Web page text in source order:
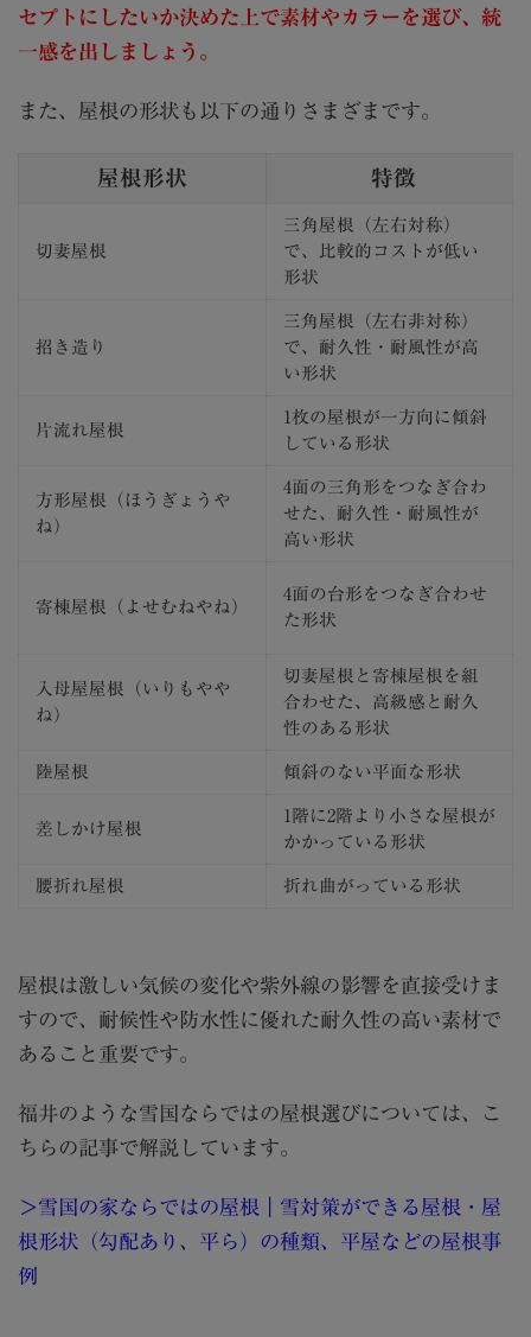
セプトにしたいか決めた上で素材やカラーを選び、統
一感を出しましょう。
また、屋根の形状も以下の通りさまざまです。
屋根形状 特徴
切妻屋根
三角屋根（左右対称）
で、比較的コストが低い
形状
招き造り
三角屋根（左右非対称）
で、耐久性・耐風性が高
い形状
片流れ屋根
1枚の屋根が一方向に傾斜
している形状
方形屋根（ほうぎょうや
ね）
4面の三角形をつなぎ合わ
せた、耐久性・耐風性が
高い形状
寄棟屋根（よせむねやね）
4面の台形をつなぎ合わせ
た形状
入母屋屋根（いりもやや
ね）
切妻屋根と寄棟屋根を組
合わせた、高級感と耐久
性のある形状
陸屋根 傾斜のない平面な形状
差しかけ屋根
1階に2階より小さな屋根が
かかっている形状
腰折れ屋根 折れ曲がっている形状
屋根は激しい気候の変化や紫外線の影響を直接受けま
すので、耐候性や防水性に優れた耐久性の高い素材で
あること重要です。
福井のような雪国ならではの屋根選びについては、こ
ちらの記事で解説しています。
＞雪国の家ならではの屋根｜雪対策ができる屋根・屋
根形状（勾配あり、平ら）の種類、平屋などの屋根事
例